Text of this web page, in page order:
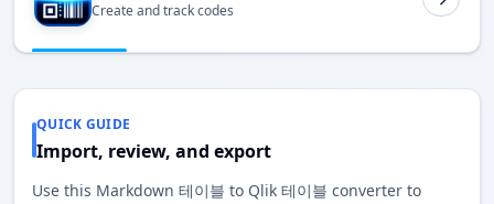
Create and track codes
QUICK GUIDE
Import, review, and export
Use this Markdown 테이블 to Qlik 테이블 converter to